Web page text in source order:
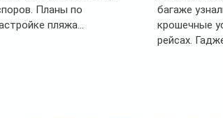
Планы по
пляжа...
багаже
крошечные
рейсах.